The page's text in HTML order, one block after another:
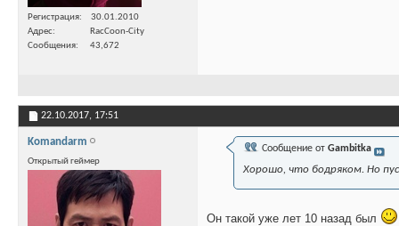
Регистрация
30.01.2010
Адрес
RacCoon-City
Сообщения
43,672
22.10.2017, 17:51
Komandarm
Открытый геймер
Сообщение от Gambitka
Хорошо, что бодряком. Но
Он такой уже лет 10 назад был